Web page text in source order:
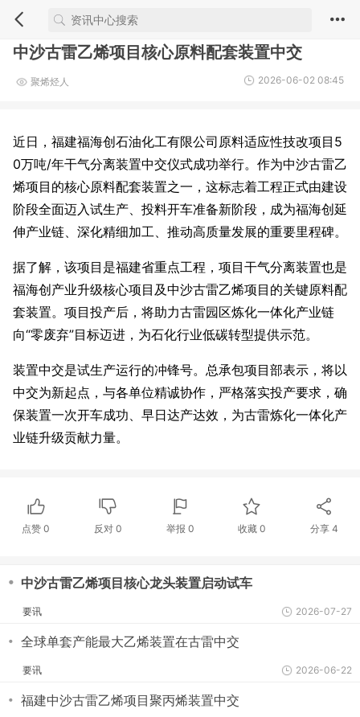
中沙古雷乙烯项目核心原料配套装置中交
聚烯烃人 2026-06-02 08:45
近日，福建福海创石油化工有限公司原料适应性技改项目5
0万吨/年干气分离装置中交仪式成功举行。作为中沙古雷乙
烯项目的核心原料配套装置之一，这标志着工程正式由建设
阶段全面迈入试生产、投料开车准备新阶段，成为福海创延
伸产业链、深化精细加工、推动高质量发展的重要里程碑。
据了解，该项目是福建省重点工程，项目干气分离装置也是
福海创产业升级核心项目及中沙古雷乙烯项目的关键原料配
套装置。项目投产后，将助力古雷园区炼化一体化产业链
向“零废弃”目标迈进，为石化行业低碳转型提供示范。
装置中交是试生产运行的冲锋号。总承包项目部表示，将以
中交为新起点，与各单位精诚协作，严格落实投产要求，确
保装置一次开车成功、早日达产达效，为古雷炼化一体化产
业链升级贡献力量。
点赞0 反对 0 举报 0 收藏 0 分享 4
・ 中沙古雷乙烯项目核心龙头装置启动试车
要讯 2026-07-27
・ 全球单套产能最大乙烯装置在古雷中交
要讯 2026-06-22
・ 福建中沙古雷乙烯项目聚丙烯装置中交